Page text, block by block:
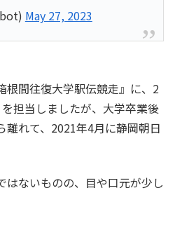
May 27, 2023
根間往復大学駅伝競走』に、2
担当しましたが、大学卒業後
離れて、2021年4月に静岡朝日
はないものの、目や口元が少し